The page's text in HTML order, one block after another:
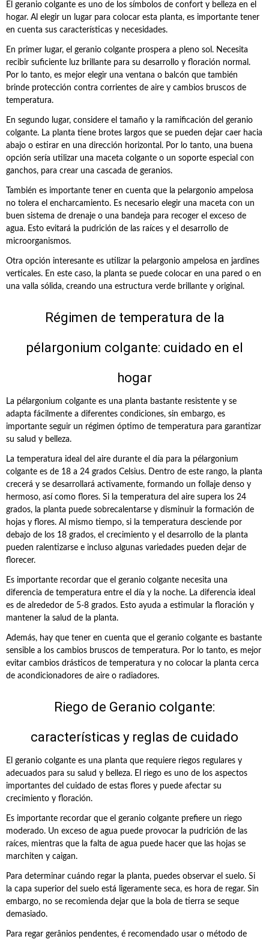
El geranio colgante es uno de los símbolos de confort y belleza en el
hogar. Al elegir un lugar para colocar esta planta, es importante tener
en cuenta sus características y necesidades.
En primer lugar, el geranio colgante prospera a pleno sol. Necesita
recibir suficiente luz brillante para su desarrollo y floración normal.
Por lo tanto, es mejor elegir una ventana o balcón que también
brinde protección contra corrientes de aire y cambios bruscos de
temperatura.
En segundo lugar, considere el tamaño y la ramificación del geranio
colgante. La planta tiene brotes largos que se pueden dejar caer hacia
abajo o estirar en una dirección horizontal. Por lo tanto, una buena
opción sería utilizar una maceta colgante o un soporte especial con
ganchos, para crear una cascada de geranios.
También es importante tener en cuenta que la pelargonio ampelosa
no tolera el encharcamiento. Es necesario elegir una maceta con un
buen sistema de drenaje o una bandeja para recoger el exceso de
agua. Esto evitará la pudrición de las raíces y el desarrollo de
microorganismos.
Otra opción interesante es utilizar la pelargonio ampelosa en jardines
verticales. En este caso, la planta se puede colocar en una pared o en
una valla sólida, creando una estructura verde brillante y original.
Régimen de temperatura de la
pélargonium colgante: cuidado en el
hogar
La pélargonium colgante es una planta bastante resistente y se
adapta fácilmente a diferentes condiciones, sin embargo, es
importante seguir un régimen óptimo de temperatura para garantizar
su salud y belleza.
La temperatura ideal del aire durante el día para la pélargonium
colgante es de 18 a 24 grados Celsius. Dentro de este rango, la planta
crecerá y se desarrollará activamente, formando un follaje denso y
hermoso, así como flores. Si la temperatura del aire supera los 24
grados, la planta puede sobrecalentarse y disminuir la formación de
hojas y flores. Al mismo tiempo, si la temperatura desciende por
debajo de los 18 grados, el crecimiento y el desarrollo de la planta
pueden ralentizarse e incluso algunas variedades pueden dejar de
florecer.
Es importante recordar que el geranio colgante necesita una
diferencia de temperatura entre el día y la noche. La diferencia ideal
es de alrededor de 5-8 grados. Esto ayuda a estimular la floración y
mantener la salud de la planta.
Además, hay que tener en cuenta que el geranio colgante es bastante
sensible a los cambios bruscos de temperatura. Por lo tanto, es mejor
evitar cambios drásticos de temperatura y no colocar la planta cerca
de acondicionadores de aire o radiadores.
Riego de Geranio colgante:
características y reglas de cuidado
El geranio colgante es una planta que requiere riegos regulares y
adecuados para su salud y belleza. El riego es uno de los aspectos
importantes del cuidado de estas flores y puede afectar su
crecimiento y floración.
Es importante recordar que el geranio colgante prefiere un riego
moderado. Un exceso de agua puede provocar la pudrición de las
raíces, mientras que la falta de agua puede hacer que las hojas se
marchiten y caigan.
Para determinar cuándo regar la planta, puedes observar el suelo. Si
la capa superior del suelo está ligeramente seca, es hora de regar. Sin
embargo, no se recomienda dejar que la bola de tierra se seque
demasiado.
Para regar gerânios pendentes, é recomendado usar o método de